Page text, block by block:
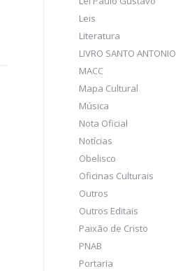
Leis
Literatura
LIVRO SANTO ANTONIO
MACC
Mapa Cultural
Música
Nota Oficial
Notícias
Obelisco
Oficinas Culturais
Outros
Outros Editais
Paixão de Cristo
PNAB
Portaria